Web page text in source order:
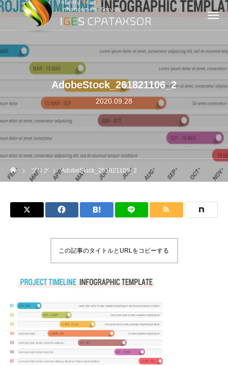
AdobeStock_261821106_2
2020.09.28
ブログ AdobeStock_261821106_2
この記事のタイトルとURLをコピーする